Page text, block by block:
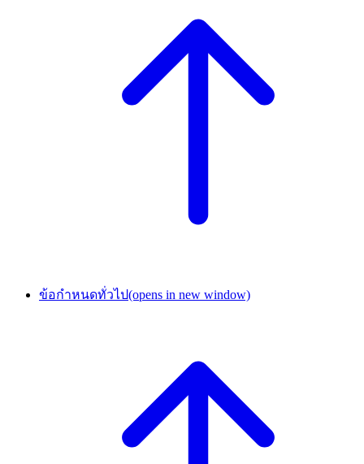
ข้อกำหนดทั่วไป(opens in new window)